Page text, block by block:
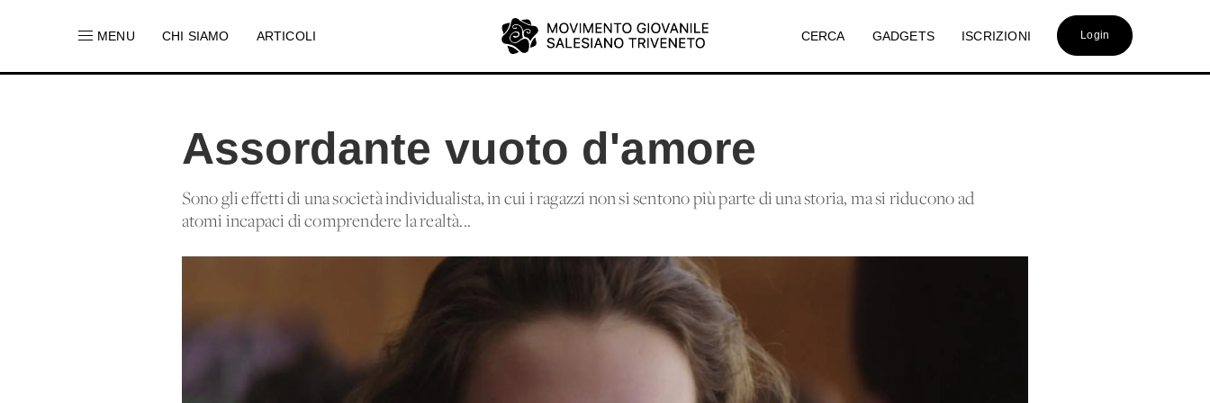
MENU CHI SIAMO ARTICOLI CERCA GADGETS ISCRIZIONI Login
Assordante vuoto d'amore
Sono gli effetti di una società individualista, in cui i ragazzi non si sentono più parte di una storia, ma si riducono ad
atomi incapaci di comprendere la realtà...